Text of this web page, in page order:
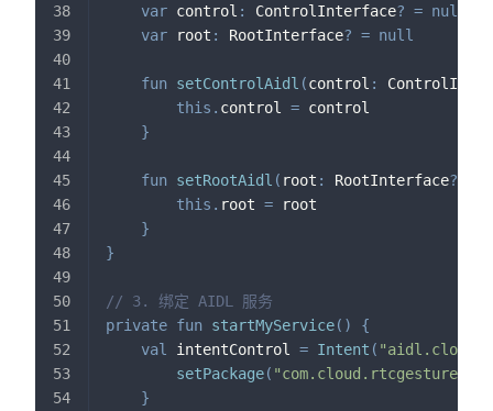
var control : ControlInterface? = null
var root : RootInterface? = null
fun setControlAidl (control :
this . control = control
}
fun setRootAidl ( root : RootInterface?
this . root = root
}
}
// 3. 绑定 AIDL 服务
private fun startMyService( )
{
val
intentControl = Intent (
setPackage( "com.cloud.rtcgesture"
}